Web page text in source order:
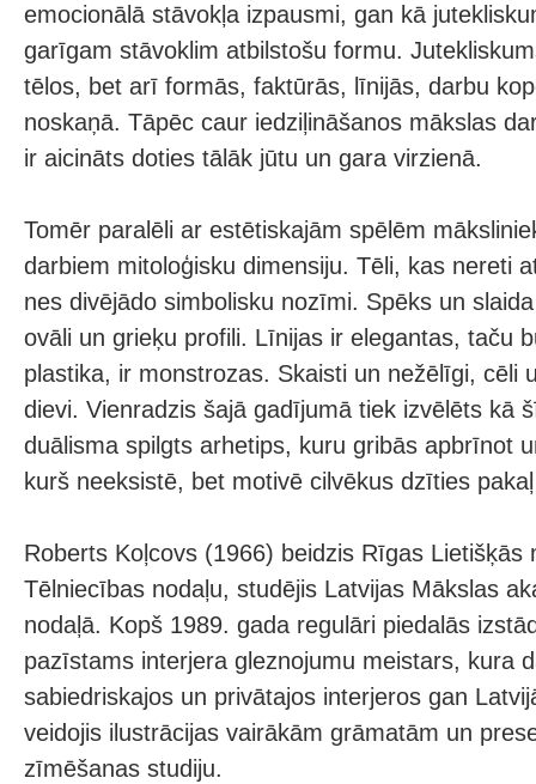
emocionālā stāvokļa izpausmi, gan kā
garīgam stāvoklim atbilstošu formu.
tēlos, bet arī formās, faktūrās, līnijās, darbu
noskaņā. Tāpēc caur iedziļināšanos mākslas
ir aicināts doties tālāk jūtu un gara virzienā.
Tomēr paralēli ar estētiskajām spēlēm
darbiem mitoloģisku dimensiju. Tēli, kas nereti
nes divējādo simbolisku nozīmi. Spēks un
ovāli un grieķu profili. Līnijas ir elegantas, taču
plastika, ir monstrozas. Skaisti un nežēlīgi, cēli
dievi. Vienradzis šajā gadījumā tiek izvēlēts kā
duālisma spilgts arhetips, kuru gribās apbrīnot
kurš neeksistē, bet motivē cilvēkus dzīties
Roberts Koļcovs (1966) beidzis Rīgas Lietišķās
Tēlniecības nodaļu, studējis Latvijas Mākslas
nodaļā. Kopš 1989. gada regulāri piedalās
pazīstams interjera gleznojumu meistars, kura
sabiedriskajos un privātajos interjeros gan
veidojis ilustrācijas vairākām grāmatām un
zīmēšanas studiju.